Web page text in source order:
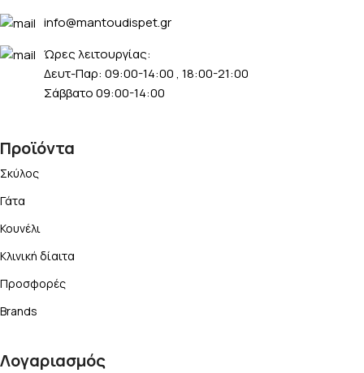
info@mantoudispet.gr
Ώρες λειτουργίας:
Δευτ-Παρ: 09:00-14:00 , 18:00-21:00
Σάββατο 09:00-14:00
Προϊόντα
Σκύλος
Γάτα
Κουνέλι
Κλινική δίαιτα
Προσφορές
Brands
Λογαριασμός